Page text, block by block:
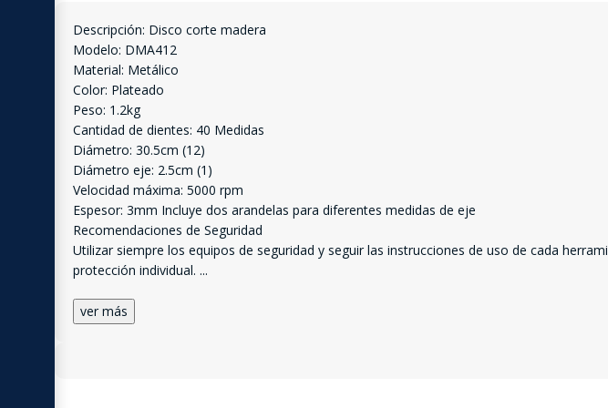
Descripción: Disco corte madera
Modelo: DMA412
Material: Metálico
Color: Plateado
Peso: 1.2kg
Cantidad de dientes: 40 Medidas
Diámetro: 30.5cm (12)
Diámetro eje: 2.5cm (1)
Velocidad máxima: 5000 rpm
Espesor: 3mm Incluye dos arandelas para diferentes medidas de eje
Recomendaciones de Seguridad
Utilizar siempre los equipos de seguridad y seguir las instrucciones de uso de cada
protección individual. ...
ver más